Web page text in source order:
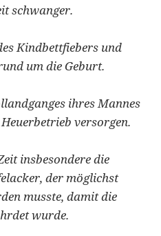
schwanger.
Kindbettfiebers und
um die Geburt.
ihres Mannes
versorgen.
insbesondere die
der möglichst
musste, damit die
wurde.